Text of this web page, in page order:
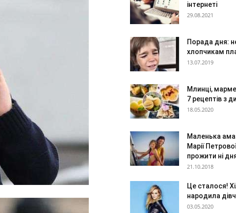
інтернеті
29.08.2021
Порада дня:
хлопчикам
13.07.2019
Млинці,
7 рецептів з
18.05.2020
Маленька
Марії
прожити ні
21.10.2018
Це сталося!
народила
03.05.2020